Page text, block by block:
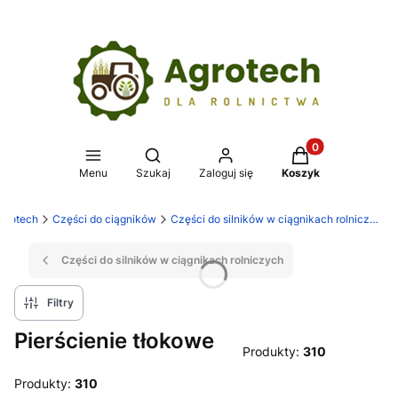
Menu
Otwórz wyszukiwarkę
Szukaj Zaloguj się
Produkty w
Koszyk
Części do ciągników Części do silników w ciągnikach rolniczych
Części do silników w ciągnikach rolniczych
Filtry
Pierścienie tłokowe Produkty: 310
Produkty: 310